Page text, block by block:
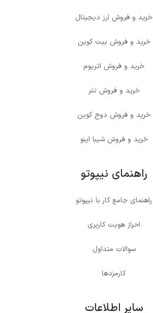
خرید و فروش ارز دیجیتال
خرید و فروش بیت کوین
خرید و فروش اتریوم
خرید و فروش تتر
خرید و فروش دوج کوین
خرید و فروش شیبا اینو
راهنمای نیپوتو
راهنمای جامع کار با نیپوتو
احراز هویت کاربری
سوالات متداول
کارمزدها
سایر اطلاعات